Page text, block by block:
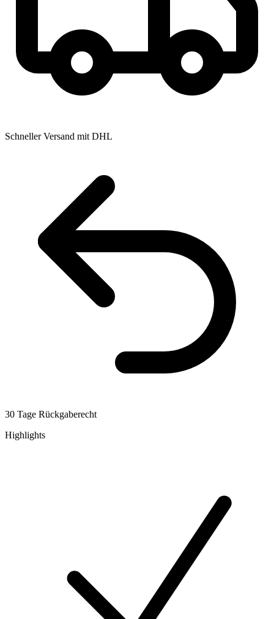
Schneller Versand mit DHL
30 Tage Rückgaberecht
Highlights